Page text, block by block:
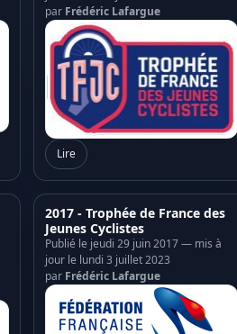
par Frédéric Lafargue
Lire
2017 - Trophée de France des
Jeunes Cyclistes
Publié le jeudi 29 juin 2017 — mis à
jour le lundi 3 juillet 2023
par Frédéric Lafargue